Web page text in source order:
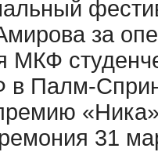
за
Палм-
31